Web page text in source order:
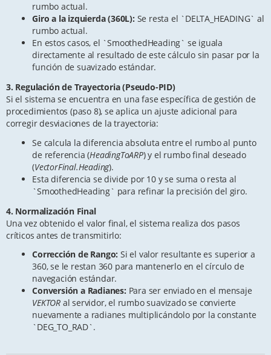
rumbo actual.
Giro a la izquierda (360L): Se resta el `DELTA_HEADING` al
rumbo actual.
En estos casos, el `SmoothedHeading` se iguala
directamente al resultado de este cálculo sin pasar por la
función de suavizado estándar.
3. Regulación de Trayectoria (Pseudo-PID)
Si el sistema se encuentra en una fase específica de gestión de
procedimientos (paso 8), se aplica un ajuste adicional para
corregir desviaciones de la trayectoria:
Se calcula la diferencia absoluta entre el rumbo al punto
de referencia (HeadingToARP) y el rumbo final deseado
(VectorFinal.Heading).
Esta diferencia se divide por 10 y se suma o resta al
`SmoothedHeading` para refinar la precisión del giro.
4. Normalización Final
Una vez obtenido el valor final, el sistema realiza dos pasos
críticos antes de transmitirlo:
Corrección de Rango: Si el valor resultante es superior a
360, se le restan 360 para mantenerlo en el círculo de
navegación estándar.
Conversión a Radianes: Para ser enviado en el mensaje
VEKTOR al servidor, el rumbo suavizado se convierte
nuevamente a radianes multiplicándolo por la constante
`DEG_TO_RAD`.